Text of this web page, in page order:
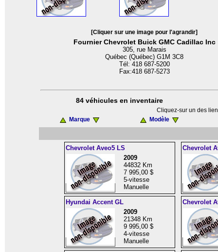
[Cliquer sur une image pour l'agrandir]
Fournier Chevrolet Buick GMC Cadillac Inc
305, rue Marais
Québec (Québec) G1M 3C8
Tél: 418 687-5200
Fax:418 687-5273
84 véhicules en inventaire
Cliquez-sur un des
Marque
Modèle
Chevrolet Aveo5 LS
2009
44832 Km
7 995,00 $
5-vitesse
Manuelle
Chevrolet
Hyundai Accent GL
2009
21348 Km
9 995,00 $
4-vitesse
Manuelle
Chevrolet